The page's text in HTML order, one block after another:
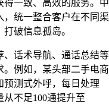
一致、高效的服务。中
，统一整合客户在不同渠
破信息孤岛。
、话术导航、通话总结等
例如，某头部二手电商
测式外呼，每日处理
不足100通提升至